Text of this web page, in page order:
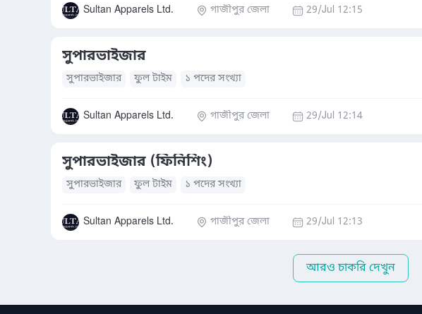
Sultan Apparels Ltd. গাজীপুর জেলা 29/Jul 12:15
সুপারভাইজার
সুপারভাইজার ফুল টাইম ১ পদের সংখ্যা
Sultan Apparels Ltd. গাজীপুর জেলা 29/Jul 12:14
সুপারভাইজার (ফিনিশিং)
সুপারভাইজার ফুল টাইম ১ পদের সংখ্যা
Sultan Apparels Ltd. গাজীপুর জেলা 29/Jul 12:13
আরও চাকরি দেখুন